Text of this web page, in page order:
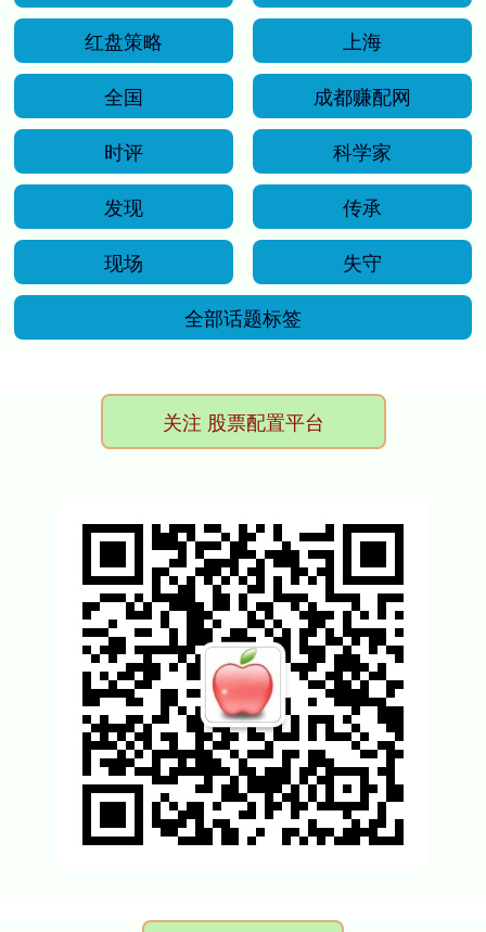
红盘策略
上海
全国
成都赚配网
时评
科学家
发现
传承
现场
失守
全部话题标签
关注 股票配置平台